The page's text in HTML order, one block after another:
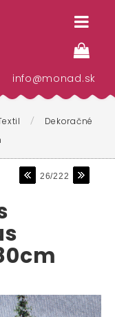
info@monad.sk
/
Dekoračné
26/222